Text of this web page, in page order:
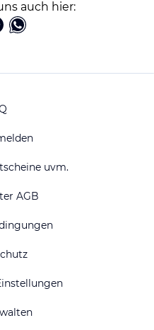
auch hier:
uvm.
AGB